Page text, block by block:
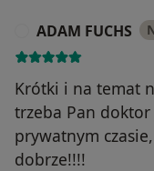
ADAM FUCHS
Krótki i na temat
trzeba Pan
prywatnym
dobrze!!!!